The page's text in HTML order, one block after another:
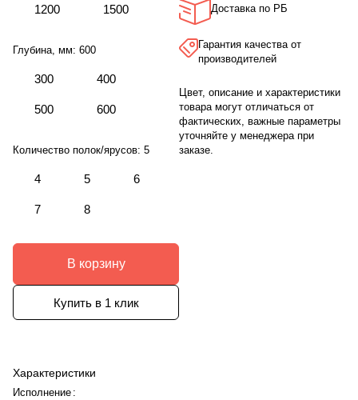
1200 1500
Глубина, мм: 600
300 400
500 600
Количество полок/ярусов: 5
4 5 6
7 8
В корзину
Купить в 1 клик
Характеристики
Исполнение :
Доставка по РБ
Гарантия качества от
производителей
Цвет, описание и характеристики
товара могут отличаться от
фактических, важные параметры
уточняйте у менеджера при
заказе.